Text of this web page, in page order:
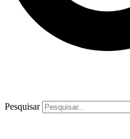
Pesquisar